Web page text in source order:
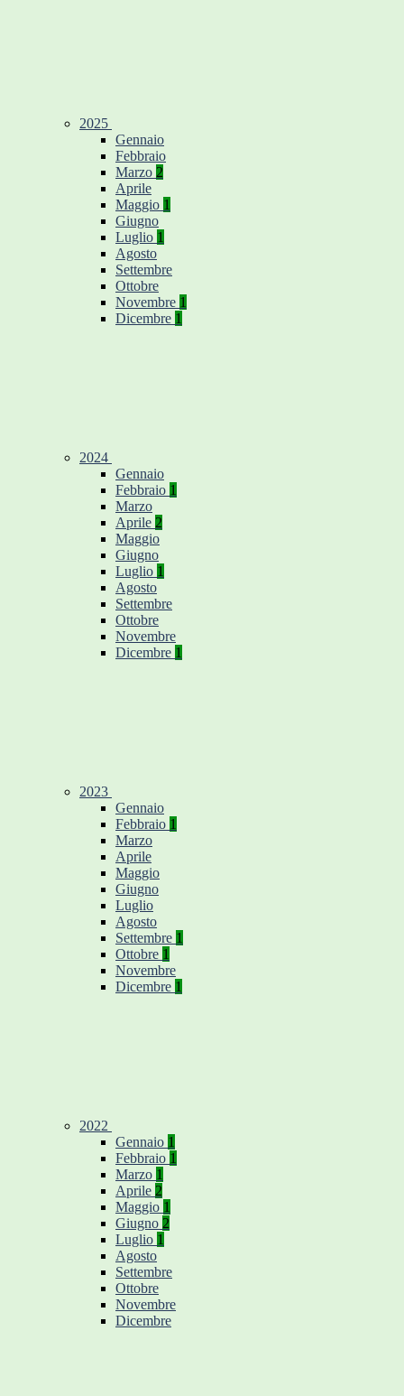
2025
Gennaio
Febbraio
Marzo 2
Aprile
Maggio 1
Giugno
Luglio 1
Agosto
Settembre
Ottobre
Novembre 1
Dicembre 1
2024
Gennaio
Febbraio 1
Marzo
Aprile 2
Maggio
Giugno
Luglio 1
Agosto
Settembre
Ottobre
Novembre
Dicembre 1
2023
Gennaio
Febbraio 1
Marzo
Aprile
Maggio
Giugno
Luglio
Agosto
Settembre 1
Ottobre 1
Novembre
Dicembre 1
2022
Gennaio 1
Febbraio 1
Marzo 1
Aprile 2
Maggio 1
Giugno 2
Luglio 1
Agosto
Settembre
Ottobre
Novembre
Dicembre